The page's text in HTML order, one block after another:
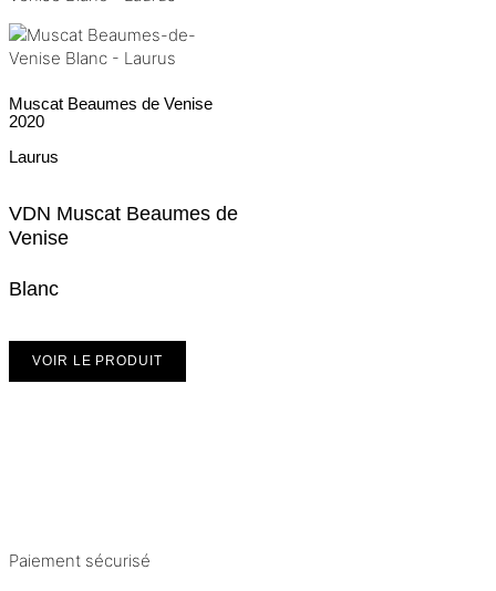
Muscat Beaumes de Venise
2020
Laurus
VDN Muscat Beaumes de
Venise
Blanc
VOIR LE PRODUIT
Paiement sécurisé